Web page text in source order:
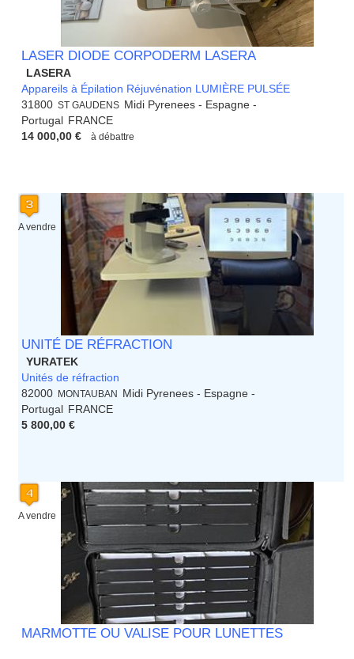
LASER DIODE CORPODERM LASERA
LASERA
Appareils à Épilation Réjuvénation LUMIÈRE PULSÉE
31800 ST GAUDENS Midi Pyrenees - Espagne -
Portugal FRANCE
14 000,00 €
à débattre
A vendre
UNITÉ DE RÉFRACTION
YURATEK
Unités de réfraction
82000 MONTAUBAN
Midi Pyrenees - Espagne -
Portugal FRANCE
5 800,00 €
A vendre
MARMOTTE OU VALISE POUR LUNETTES